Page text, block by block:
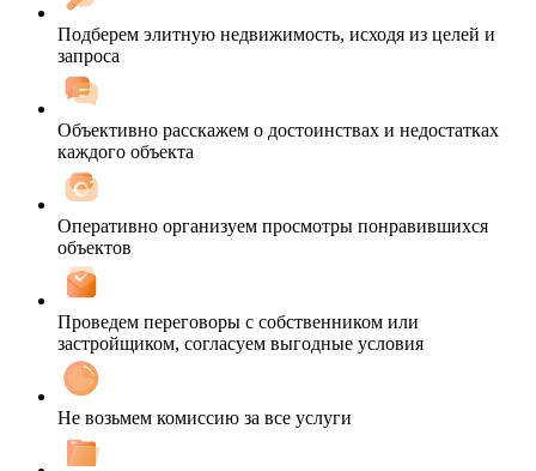
Подберем элитную недвижимость, исходя из целей и
запроса
Объективно расскажем о достоинствах и недостатках
каждого объекта
Оперативно организуем просмотры понравившихся
объектов
Проведем переговоры с собственником или
застройщиком, согласуем выгодные условия
Не возьмем комиссию за все услуги